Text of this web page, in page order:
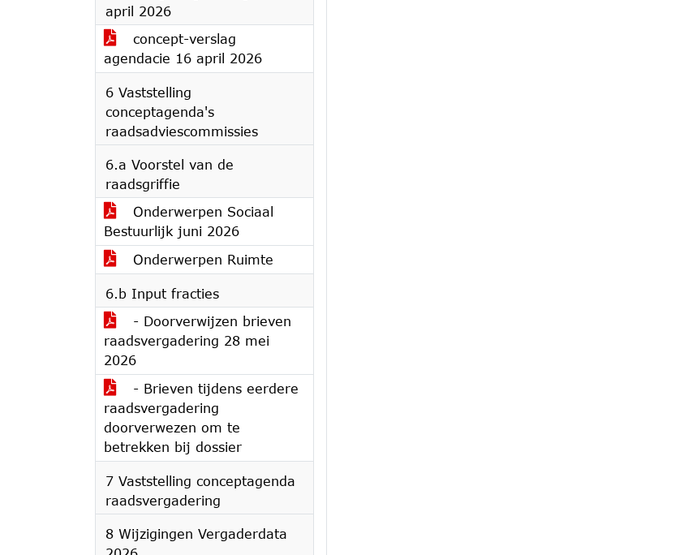
april 2026
concept-verslag
agendacie 16 april 2026
6 Vaststelling
conceptagenda's
raadsadviescommissies
6.a Voorstel van de
raadsgriffie
Onderwerpen Sociaal
Bestuurlijk juni 2026
Onderwerpen Ruimte
6.b Input fracties
- Doorverwijzen brieven
raadsvergadering 28 mei
2026
- Brieven tijdens eerdere
raadsvergadering
doorverwezen om te
betrekken bij dossier
7 Vaststelling conceptagenda
raadsvergadering
8 Wijzigingen Vergaderdata